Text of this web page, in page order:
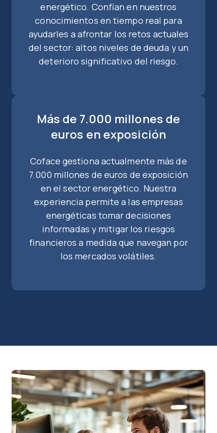
energético. Confían en nuestros
conocimientos en tiempo real para
ayudarles a afrontar los retos actuales
del sector: altos niveles de deuda y un
deterioro significativo del riesgo.
Más de 7.000 millones de
euros en exposición
Coface gestiona actualmente más de
7.000 millones de euros de exposición
en el sector energético. Nuestra
experiencia permite a las empresas
energéticas tomar decisiones
informadas y mitigar los riesgos
financieros a medida que navegan por
los mercados volátiles.